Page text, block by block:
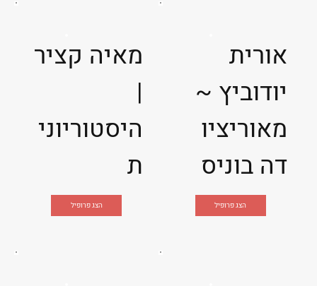
מאיה קציר
|
היסטוריוני
ת
הצג פרופיל
אורית
יודוביץ ~
מאוריציו
דה בוניס
הצג פרופיל